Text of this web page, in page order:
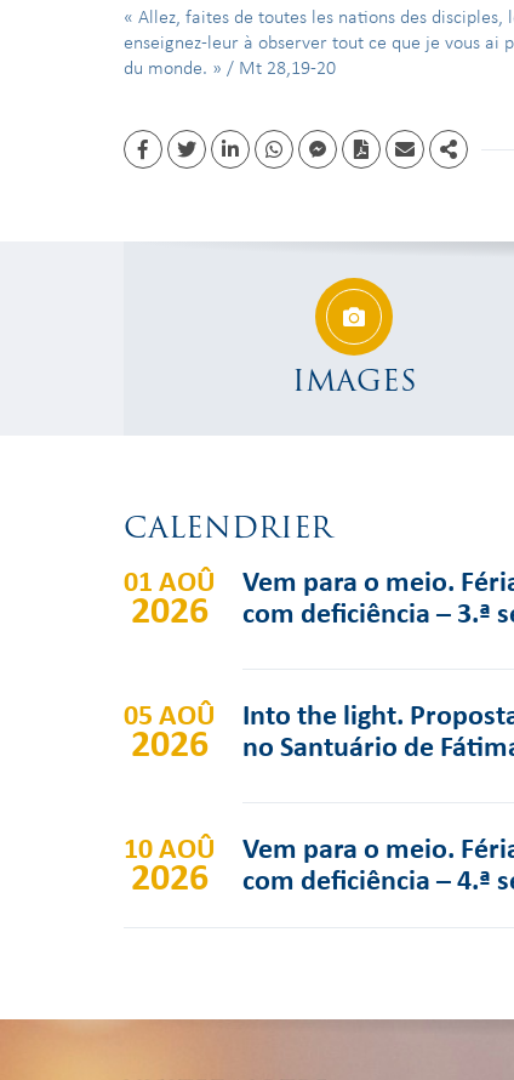
« Allez, faites de toutes les nations des
enseignez-leur à observer tout ce que je vous ai
du monde. » / Mt 28,19-20
FacebookTwitterLinkedinwhatsappfacebook messenger
PDF EmailShare
IMAGES
CALENDRIER
01 AOÛ
2026
Vem para o meio.
com deficiência – 3.ª
05 AOÛ
2026
Into the light.
no Santuário de
10 AOÛ
2026
Vem para o meio.
com deficiência – 4.ª